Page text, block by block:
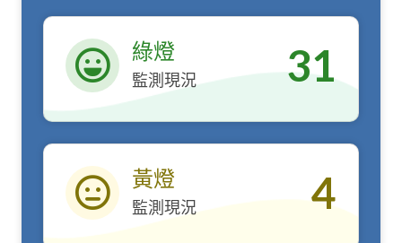
綠燈
綠燈
監測現況 31
黃燈
黃燈
監測現況 4